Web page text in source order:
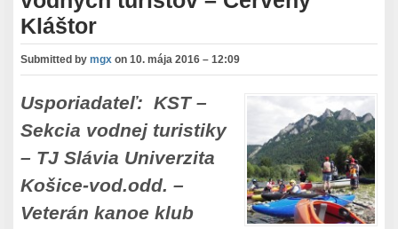
Kláštor
Submitted bymgx on10. mája 2016 – 12:09
Usporiadateľ: KST –
Sekcia vodnej turistiky
– TJ Slávia Univerzita
Košice-vod.odd. –
Veterán kanoe klub